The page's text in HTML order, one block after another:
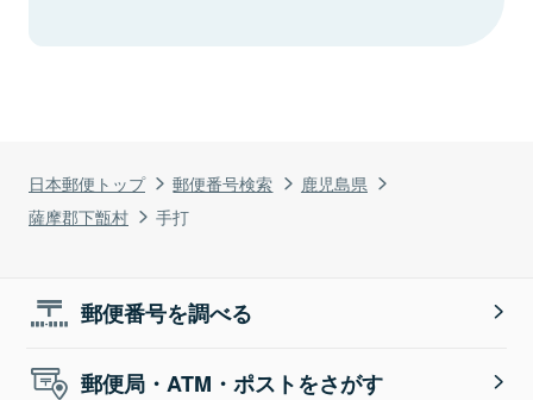
日本郵便トップ 郵便番号検索
鹿児島県
薩摩郡下甑村
手打
郵便番号を調べる
郵便局・ATM・ポストをさがす